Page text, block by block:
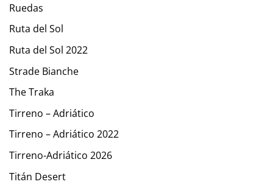
Ruedas
Ruta del Sol
Ruta del Sol 2022
Strade Bianche
The Traka
Tirreno – Adriático
Tirreno – Adriático 2022
Tirreno-Adriático 2026
Titán Desert